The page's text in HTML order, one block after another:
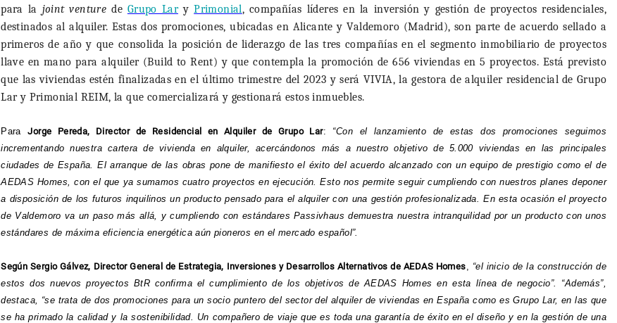
para la joint venture de Grupo LaryPrimonial, compañías líderes en la inversión y gestión de proyectos residenciales,
destinados al alquiler. Estas dos promociones, ubicadas en Alicante y Valdemoro (Madrid), son parte de acuerdo sellado a
primeros de año y que consolida la posición de liderazgo de las tres compañías en el segmento inmobiliario de proyectos
llave en mano para alquiler (Build to Rent) y que contempla la promoción de 656 viviendas en 5 proyectos. Está previsto
que las viviendas estén finalizadas en el último trimestre del 2023 y será VIVIA, la gestora de alquiler residencial de Grupo
Lar y Primonial REIM, la que comercializará y gestionará estos inmuebles.
ParaJorge Pereda, Director de Residencial en Alquiler de Grupo Lar: “Con el lanzamiento de estas dos promociones seguimos
incrementando nuestra cartera de vivienda en alquiler, acercándonos más a nuestro objetivo de 5.000 viviendas en las principales
ciudades de España. El arranque de las obras pone de manifiesto el éxito del acuerdo alcanzado con un equipo de prestigio como el de
AEDAS Homes, con el que ya sumamos cuatro proyectos en ejecución. Esto nos permite seguir cumpliendo con nuestros planes deponer
a disposición de los futuros inquilinos un producto pensado para el alquiler con una gestión profesionalizada. En esta ocasión el proyecto
de Valdemoro va un paso más allá, y cumpliendo con estándares Passivhaus demuestra nuestra intranquilidad por un producto con unos
estándares de máxima eficiencia energética aún pioneros en el mercado español”.
Según Sergio Gálvez, Director General de Estrategia, Inversiones y Desarrollos Alternativos de AEDAS Homes, “el inicio de la construcción de
estos dos nuevos proyectos BtR confirma el cumplimiento de los objetivos de AEDAS Homes en esta línea de negocio”. “Además”,
destaca, “se trata de dos promociones para un socio puntero del sector del alquiler de viviendas en España como es Grupo Lar, en las que
se ha primado la calidad y la sostenibilidad. Un compañero de viaje que es toda una garantía de éxito en el diseño y en la gestión de una